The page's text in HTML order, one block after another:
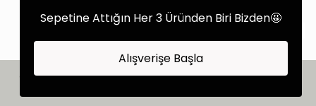
©2025 Tüm Hakları Saklıdır - Tekstil Performans Pazarlama Ajansı:
Kokopatik
Sepetine Attığın Her 3 Üründen Biri Bizden🤩
Alışverişe Başla